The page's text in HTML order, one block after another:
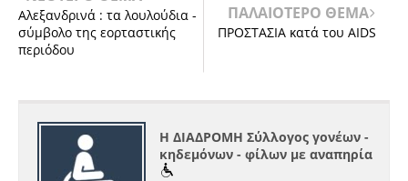
Αλεξανδρινά : τα λουλούδια -
σύμβολο της εορταστικής
περιόδου
ΠΑΛΑΙΟΤΕΡΟ ΘΕΜΑ
ΠΡΟΣΤΑΣΙΑ κατά του AIDS
Η ΔΙΑΔΡΟΜΗ Σύλλογος γονέων -
κηδεμόνων - φίλων με αναπηρία